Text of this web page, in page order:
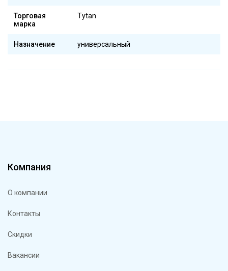
Торговая
марка
Tytan
Назначение универсальный
Компания
О компании
Контакты
Скидки
Вакансии